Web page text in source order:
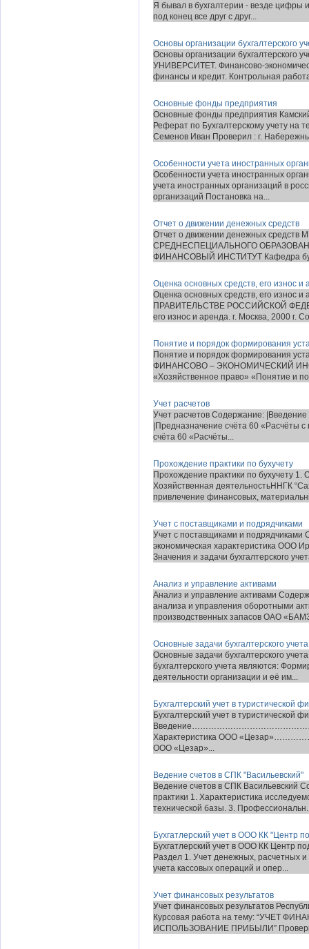
Я бывал в бухгалтерии - везде
под конец все друг с друг...
Основы организации бухгалтерского
Основы организации
УНИВЕРСИТЕТ. Финансово-
финансы и кредит. Контрольная
Основные фонды предприятия
Основные фонды предприятия
Реферат по Бухгалтерскому учету
Семенов Иван Проверил : г.
Особенности учета иностранных
Особенности учета иностранных
учета иностранных организаций в
организаций Постановка на...
Отчет о движении денежных средств
Отчет о движении денежных
СРЕДНЕСПЕЦИАЛЬНОГО
ФИНАНСОВЫЙ ИНСТИТУТ Кафедра
Оценка основных средств, его износ и
Оценка основных средств, его
ПРАВИТЕЛЬСТВЕ РОССИЙСКОЙ
его износ и аренда. г. Москва, 2000 г.
Понятие и порядок формирования
Понятие и порядок формирования
ФИНАНСОВО – ЭКОНОМИЧЕСКИЙ
«Хозяйственное право» «Понятие и
Учет расчетов
Учет расчетов Содержание:
|Предназначение счёта 60 «Расчёты
счёта 60 «Расчёты...
Прохождение практики по бухучету
Прохождение практики по бухучету 1.
Хозяйственная деятельностьННГК
привлечение финансовых,
Учет с поставщиками и подрядчиками
Учет с поставщиками и
экономическая характеристика ООО
Значения и задачи бухгалтерского
Анализ и управление активами
Анализ и управление активами
анализа и управления оборотными
производственных запасов ОАО
Основные задачи бухгалтерского учета
Основные задачи бухгалтерского
бухгалтерского учета являются:
деятельности организации и её им...
Бухгалтерский учет в туристической
Бухгалтерский учет в
Характеристика ООО
ООО «Цезар»...
Ведение счетов в СПК "Васильевский"
Ведение счетов в СПК Васильевский
практики 1. Характеристика
технической базы. 3.
Бухгатлерский учет в ООО КК "Центр
Бухгатлерский учет в ООО КК Центр
Раздел 1. Учет денежных, расчетных
учета кассовых операций и опер...
Учет финансовых результатов
Учет финансовых результатов
Курсовая работа на тему: “УЧЕТ
ИСПОЛЬЗОВАНИЕ ПРИБЫЛИ”